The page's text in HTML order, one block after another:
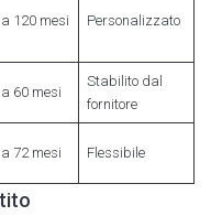
a 120 mesi Personalizzato
a 60 mesi
Stabilito dal
fornitore
a 72 mesi Flessibile